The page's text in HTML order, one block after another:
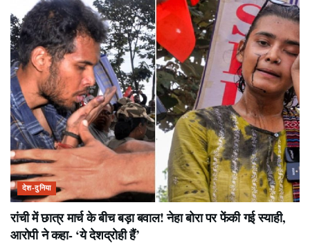
देश-दुनिया
रांची में छात्र मार्च के बीच बड़ा बवाल! नेहा बोरा पर फेंकी गई स्याही,
आरोपी ने कहा- ‘ये देशद्रोही हैं’